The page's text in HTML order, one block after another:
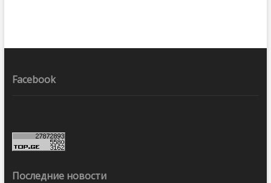
Facebook
Последние новости